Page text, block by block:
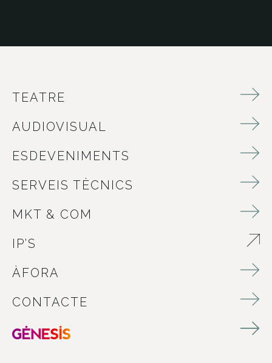
TEATRE
AUDIOVISUAL
ESDEVENIMENTS
SERVEIS TÈCNICS
MKT & COM
IP’S
ÀFORA
CONTACTE